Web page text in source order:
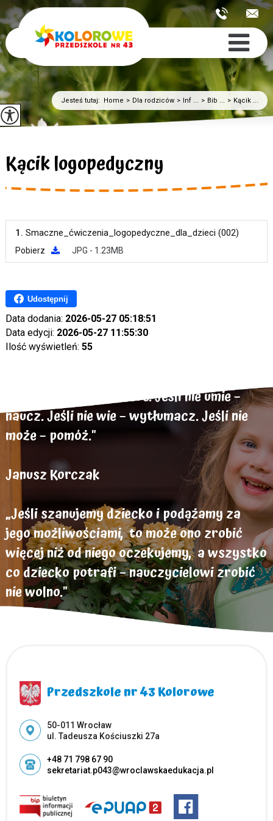
Jesteś tutaj: Home > Dla rodziców > Inf ... > Bib ... > Kącik ...
Kącik logopedyczny
1. Smaczne_ćwiczenia_logopedyczne_dla_dzieci (002)
Pobierz JPG - 1.23MB
Udostępnij
Data dodania: 2026-05-27 05:18:51
Data edycji: 2026-05-27 11:55:30
Ilość wyświetleń: 55
„Dziecko chce być dobre. Jeśli nie umie –
naucz. Jeśli nie wie – wytłumacz. Jeśli nie
może – pomóż."
Janusz Korczak
„Jeśli szanujemy dziecko i podążamy za
jego możliwościami, to może ono zrobić
więcej niż od niego oczekujemy, a wszystko
co dziecko potrafi – nauczycielowi zrobić
nie wolno."
Helen Parkhurst
Przedszkole nr 43 Kolorowe
Adres pocztowy:
50-011 Wrocław
ul. Tadeusza Kościuszki 27a
+48 71 798 67 90
sekretariat.p043@wroclawskaedukacja.pl